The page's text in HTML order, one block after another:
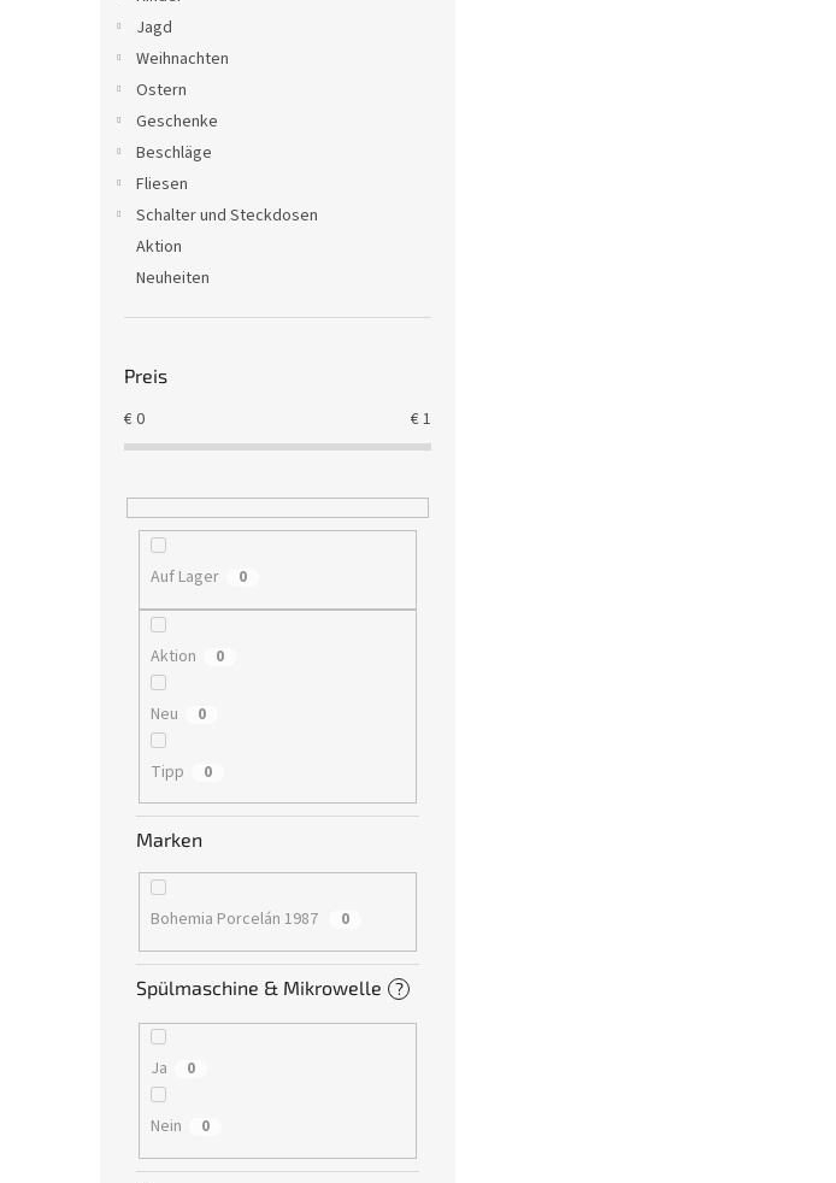
Jagd
Weihnachten
Ostern
Geschenke
Beschläge
Fliesen
Schalter und Steckdosen
Aktion
Neuheiten
Preis
€0 €1
Auf Lager 0
Aktion 0
Neu 0
Tipp 0
Marken
Bohemia Porcelán 1987 0
Spülmaschine & Mikrowelle ?
Ja 0
Nein 0